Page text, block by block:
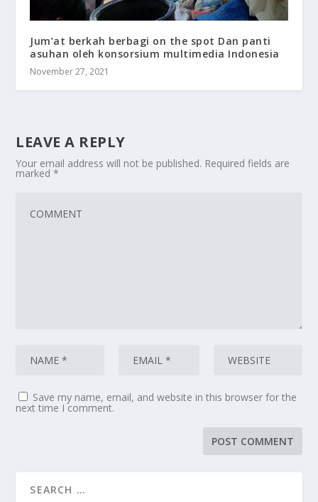
Jum’at berkah berbagi on the spot Dan panti
asuhan oleh konsorsium multimedia Indonesia
November 27, 2021
LEAVE A REPLY
Your email address will not be published. Required fields are
marked*
Save my name, email, and website in this browser for the
next time I comment.